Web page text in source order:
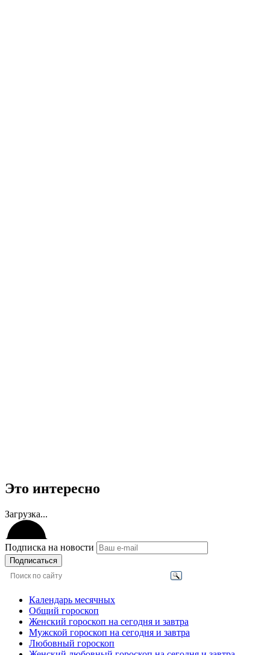
Это интересно
Загрузка...
Подписка на новости
Подписаться
Календарь месячных
Общий гороскоп
Женский гороскоп на сегодня и завтра
Мужской гороскоп на сегодня и завтра
Любовный гороскоп